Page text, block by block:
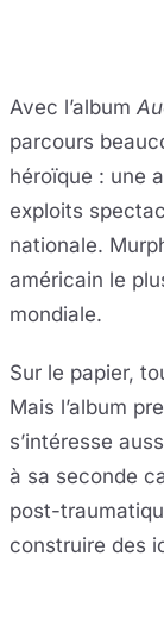
Avec l’album
parcours
héroïque : une
exploits
nationale.
américain le
mondiale.
Sur le papier,
Mais l’album
s’intéresse
à sa seconde
post-
construire des